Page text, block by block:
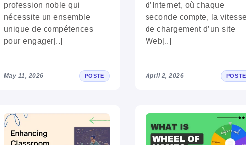
profession noble qui
nécessite un ensemble
unique de compétences
pour engager[..]
May 11, 2026 POSTE
d’Internet, où chaque
seconde compte, la
de chargement d’un site
Web[..]
April 2, 2026 POSTE